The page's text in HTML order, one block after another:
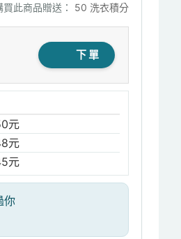
買此商品贈送： 50 洗衣積分
下單
元
元
元
你